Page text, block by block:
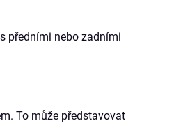
předními nebo zadními
To může představovat